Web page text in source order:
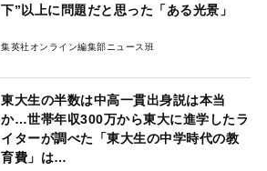
下”以上に問題だと思った「ある光景」
集英社オンライン編集部ニュース班
東大生の半数は中高一貫出身説は本当
か…世帯年収300万から東大に進学したラ
イターが調べた「東大生の中学時代の教
育費」は…